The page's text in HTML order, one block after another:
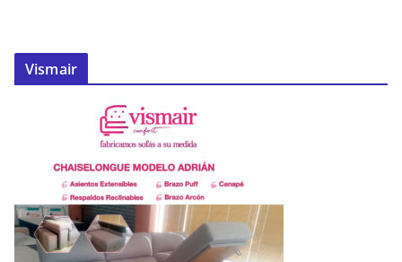
Vismair